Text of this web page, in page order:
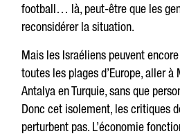
football… là, peut-être que les
reconsidérer la situation.
Mais les Israéliens peuvent
toutes les plages d’Europe, aller à
Antalya en Turquie, sans que
Donc cet isolement, les critiques
perturbent pas. L’économie